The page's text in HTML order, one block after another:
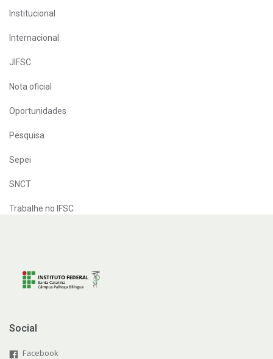
Institucional
Internacional
JIFSC
Nota oficial
Oportunidades
Pesquisa
Sepei
SNCT
Trabalhe no IFSC
Social
Facebook